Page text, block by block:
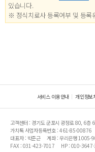
있습니다.
※ 정식치료사 등록여부 및 등록
서비스 이용안내 개인정보
고객센터 : 경기도 군포시 광정로 80, 6층
가치톡 사업자등록번호 : 461-85-00876
대표자 : 박준근
계좌 : 우리은행 1005-
FAX : 031-423-7017
HP : 010-